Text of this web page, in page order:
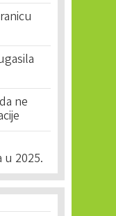
ne
u 2025.